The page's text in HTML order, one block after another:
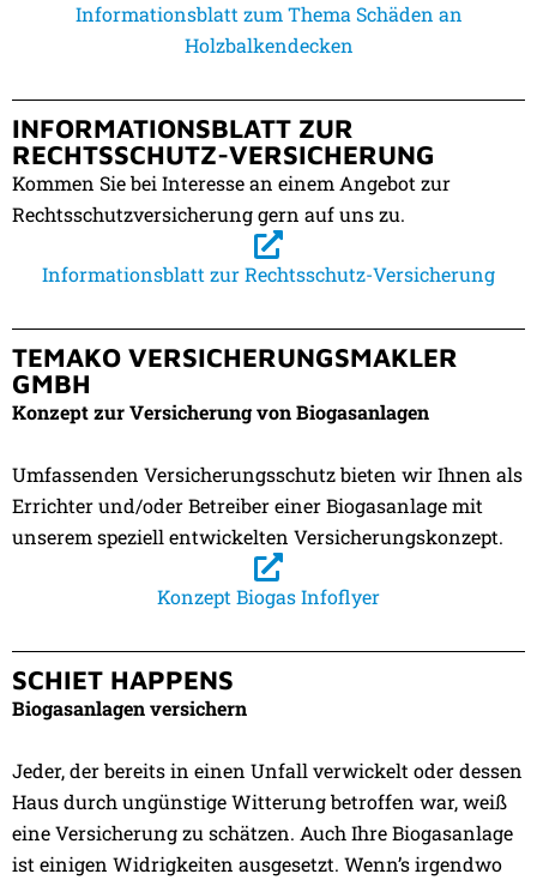
Informationsblatt zum Thema Schäden an
Holzbalkendecken
INFORMATIONSBLATT ZUR
RECHTSSCHUTZ-VERSICHERUNG
Kommen Sie bei Interesse an einem Angebot zur
Rechtsschutzversicherung gern auf uns zu.
Informationsblatt zur Rechtsschutz-Versicherung
TEMAKO VERSICHERUNGSMAKLER
GMBH
Konzept zur Versicherung von Biogasanlagen
Umfassenden Versicherungsschutz bieten wir Ihnen als
Errichter und/oder Betreiber einer Biogasanlage mit
unserem speziell entwickelten Versicherungskonzept.
Konzept Biogas Infoflyer
SCHIET HAPPENS
Biogasanlagen versichern
Jeder, der bereits in einen Unfall verwickelt oder dessen
Haus durch ungünstige Witterung betroffen war, weiß
eine Versicherung zu schätzen. Auch Ihre Biogasanlage
ist einigen Widrigkeiten ausgesetzt. Wenn’s irgendwo